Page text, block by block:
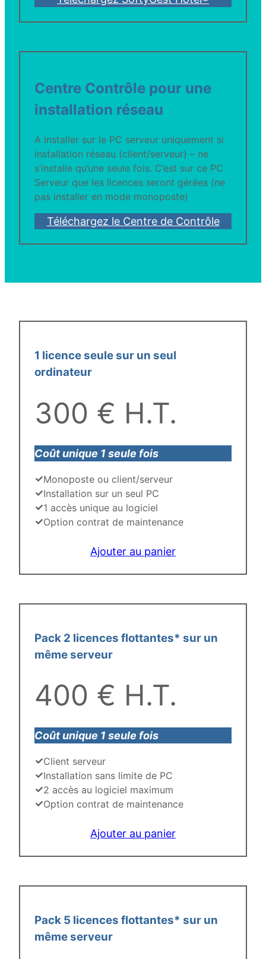
Centre Contrôle pour une
installation réseau
A installer sur le PC serveur uniquement si
installation réseau (client/serveur) – ne
s’installe qu’une seule fois. C’est sur ce PC
Serveur que les licences seront gérées (ne
pas installer en mode monoposte)
Téléchargez le Centre de Contrôle
1 licence seule sur un seul
ordinateur
300 € H.T.
Coût unique 1 seule fois
Monoposte ou client/serveur
Installation sur un seul PC
1 accès unique au logiciel
Option contrat de maintenance
Ajouter au panier
Pack 2 licences flottantes* sur un
même serveur
400 € H.T.
Coût unique 1 seule fois
Client serveur
Installation sans limite de PC
2 accès au logiciel maximum
Option contrat de maintenance
Ajouter au panier
Pack 5 licences flottantes* sur un
même serveur